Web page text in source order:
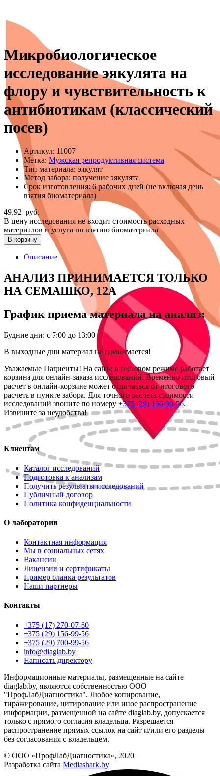
Микробиологическое
исследование эякулята на
флору и чувствительность к
антибиотикам (классический
посев)
Артикул: 11007
Метка: Мужская репродуктивная система
Тип материала: эякулят
Метод забора: получение эякулята
Срок изготовления:6 рабочих дней (не включая день
взятия биоматериала)
49.92 руб.
В цену исследования не входит стоимость расходных
материалов и услуга по взятию биоматериала
В корзину
Описание
АНАЛИЗ ПРИНИМАЕТСЯ ТОЛЬКО
НА СЕМАШКО, 12А
График приема материала на анализ:
Будние дни: с 7:00 до 13:00
В выходные дни материал не принимается!
Уважаемые Пациенты! На сайте в тестовом режиме работает
корзина для онлайн-заказа исследований. Временно итоговый
расчет в онлайн-корзине может отличаться от итогового
расчета в пункте забора. Для точного расчета стоимости
исследований звоните по номеру +375 (29) 156-99-56.
Извините за неудобства!
Клиентам
Каталог исследований
Подготовка к анализам
Получить результаты исследований
Публичный договор
Политика конфиденциальности
О лаборатории
Контактная информация
Мы в социальных сетях
Вакансии
Лицензии и сертификаты
Пример бланка результатов
Наши партнеры
Контакты
+375 (17) 270-07-60
+375 (29) 156-99-56
+375 (29) 700-99-56
info@diaglab.by
Написать директору
Информационные материалы, размещенные на сайте
diaglab.by, являются собственностью ООО
"ПрофЛабДиагностика". Любое копирование,
тиражирование, цитирование или иное распространение
информации, размещенной на сайте diaglab.by, допускается
только с прямого согласия владельца. Разрешается
распространение прямых ссылок на сайт и/или его разделы
без согласования с владельцем.
© ООО «ПрофЛабДиагностика», 2020
Разработка сайта Mediashark.by